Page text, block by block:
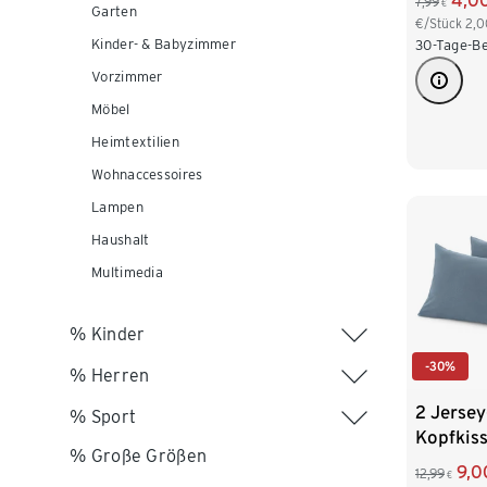
Garten
Kinder- & Babyzimmer
Vorzimmer
Möbel
Heimtextilien
Wohnaccessoires
Lampen
Haushalt
Multimedia
% Kinder
% Herren
% Sport
% Große Größen
€
€/Stück
30-Tage-
-30%
2
12,99 €